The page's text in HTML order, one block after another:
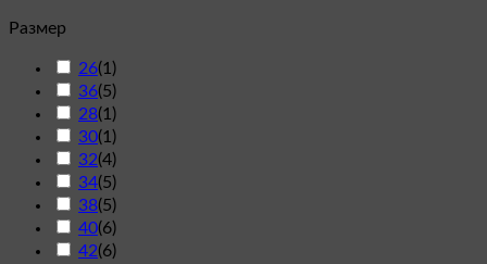
Размер
26(1 )
36(5)
28(1 )
30(1 )
32(4)
34(5)
38(5)
40(6)
42(6)